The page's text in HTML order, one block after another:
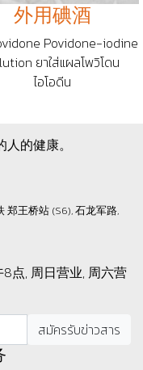
外用碘酒
Povidone-iodine
ยาใส่แผลโพวิโดน
ไอโอดีน
的健康。
郑王桥站 (S6), 石龙军路,
点, 周日营业, 周六营